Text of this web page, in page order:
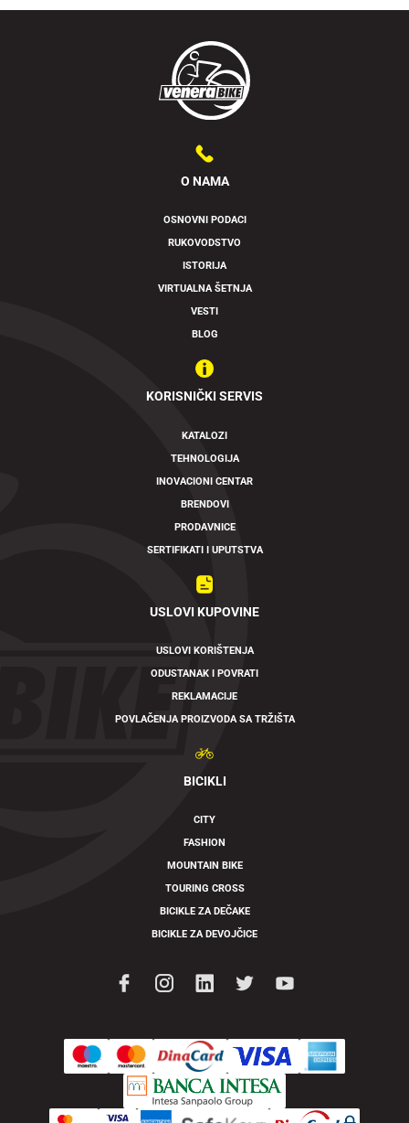
O NAMA
OSNOVNI PODACI
RUKOVODSTVO
ISTORIJA
VIRTUALNA ŠETNJA
VESTI
BLOG
KORISNIČKI SERVIS
KATALOZI
TEHNOLOGIJA
INOVACIONI CENTAR
BRENDOVI
PRODAVNICE
SERTIFIKATI I UPUTSTVA
USLOVI KUPOVINE
USLOVI KORIŠTENJA
ODUSTANAK I POVRATI
REKLAMACIJE
POVLAČENJA PROIZVODA SA TRŽIŠTA
BICIKLI
CITY
FASHION
MOUNTAIN BIKE
TOURING CROSS
BICIKLE ZA DEČAKE
BICIKLE ZA DEVOJČICE